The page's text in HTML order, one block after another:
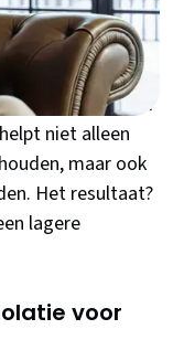
methode om de
Het
aangebracht in
en buitenmuur
niet alleen
maar ook
Het resultaat?
lagere
voor